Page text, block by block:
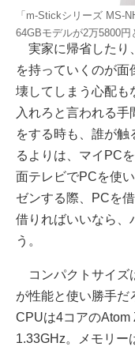
「m-Stickシリーズ MS-
64GBモデルが2万5800円
実家に帰省したり
を持っていくのが面
壊してしまう心配も
入れろと言われる
をする時も、誰が
るよりは、マイPC
面テレビでPCを使
ゼンする際、PCを
借りればいいなら、
う。
コンパクトサイズ
が性能と使い勝手だ
CPUは4コアのAtom
1.33GHz。メモリー